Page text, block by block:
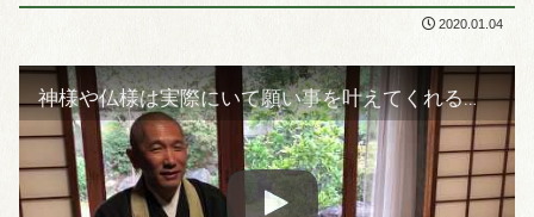
2020.01.04
神様や仏様は実際にいて願い事を叶えてくれるわけではないけれど、お参りをすると、私たちの願い事は。。。？！